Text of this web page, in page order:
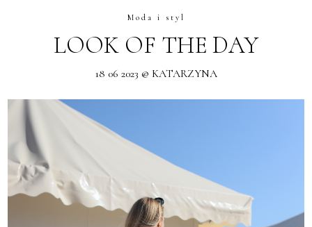
Moda i styl
LOOK OF THE DAY
18 06 2023 @ KATARZYNA